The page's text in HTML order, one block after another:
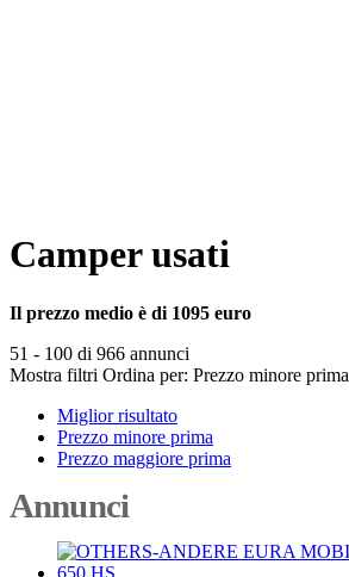
Camper usati
Il prezzo medio è di 1095 euro
51 - 100 di 966 annunci
Mostra filtri Ordina per: Prezzo minore prima
Miglior risultato
Prezzo minore prima
Prezzo maggiore prima
Annunci